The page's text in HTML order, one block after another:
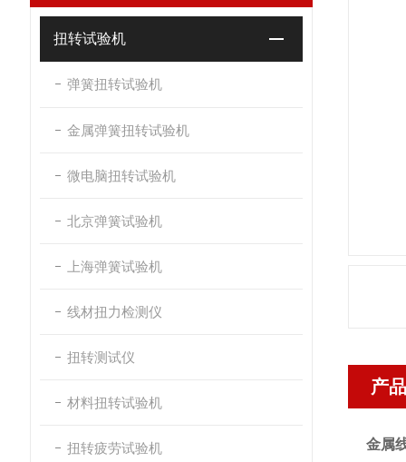
扭转试验机
弹簧扭转试验机
金属弹簧扭转试验机
微电脑扭转试验机
北京弹簧试验机
上海弹簧试验机
线材扭力检测仪
扭转测试仪
材料扭转试验机
扭转疲劳试验机
产
金属